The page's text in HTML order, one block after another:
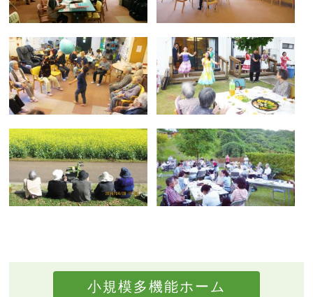
小規模多機能ホーム